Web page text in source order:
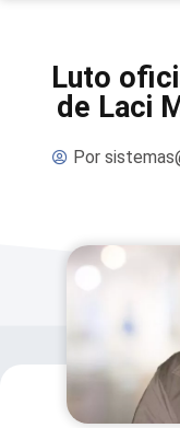
Luto
de Laci
Por